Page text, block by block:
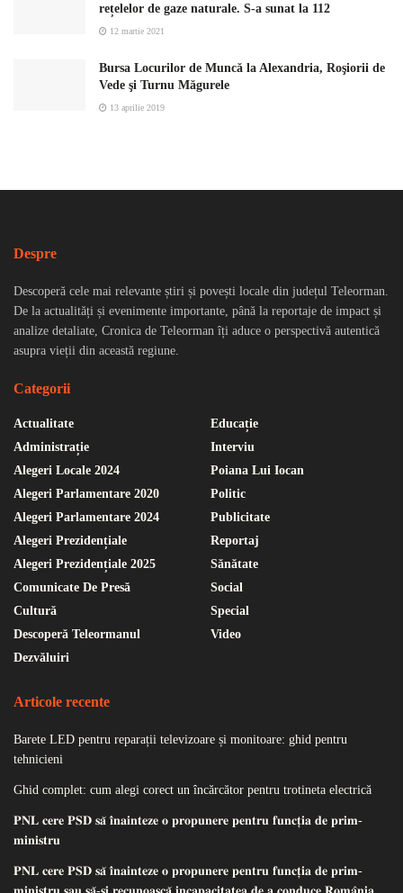
rețelelor de gaze naturale. S-a sunat la 112
12 martie 2021
Bursa Locurilor de Muncă la Alexandria, Roşiorii de
Vede şi Turnu Măgurele
13 aprilie 2019
Despre
Descoperă cele mai relevante știri și povești locale din județul Teleorman.
De la actualități și evenimente importante, până la reportaje de impact și
analize detaliate, Cronica de Teleorman îți aduce o perspectivă autentică
asupra vieții din această regiune.
Categorii
Actualitate
Administrație
Alegeri Locale 2024
Alegeri Parlamentare 2020
Alegeri Parlamentare 2024
Alegeri Prezidențiale
Alegeri Prezidențiale 2025
Comunicate De Presă
Cultură
Descoperă Teleormanul
Dezvăluiri
Educație
Interviu
Poiana Lui Iocan
Politic
Publicitate
Reportaj
Sănătate
Social
Special
Video
Articole recente
Barete LED pentru reparații televizoare și monitoare: ghid pentru
tehnicieni
Ghid complet: cum alegi corect un încărcător pentru trotineta electrică
𝐏𝐍𝐋 𝐜𝐞𝐫𝐞 𝐏𝐒𝐃 𝐬𝐚̆ 𝐢̂𝐧𝐚𝐢𝐧𝐭𝐞𝐳𝐞 𝐨 𝐩𝐫𝐨𝐩𝐮𝐧𝐞𝐫𝐞 𝐩𝐞𝐧𝐭𝐫𝐮 𝐟𝐮𝐧𝐜𝐭̦𝐢𝐚 𝐝𝐞 𝐩𝐫𝐢𝐦-
𝐦𝐢𝐧𝐢𝐬𝐭𝐫𝐮
𝐏𝐍𝐋 𝐜𝐞𝐫𝐞 𝐏𝐒𝐃 𝐬𝐚̆ 𝐢̂𝐧𝐚𝐢𝐧𝐭𝐞𝐳𝐞 𝐨 𝐩𝐫𝐨𝐩𝐮𝐧𝐞𝐫𝐞 𝐩𝐞𝐧𝐭𝐫𝐮 𝐟𝐮𝐧𝐜𝐭̦𝐢𝐚 𝐝𝐞 𝐩𝐫𝐢𝐦-